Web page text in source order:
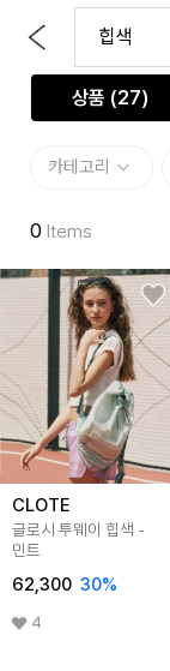
상품 (27)
카테고리
0 Items
CLOTE
글로시 투웨이 힙색 -
민트
62,300 30%
4